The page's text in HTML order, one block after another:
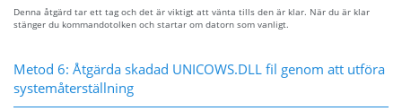
Denna åtgärd tar ett tag och det är viktigt att vänta tills den är klar. När du är klar
stänger du kommandotolken och startar om datorn som vanligt.
Metod 6: Åtgärda skadad UNICOWS.DLL fil genom att utföra
systemåterställning